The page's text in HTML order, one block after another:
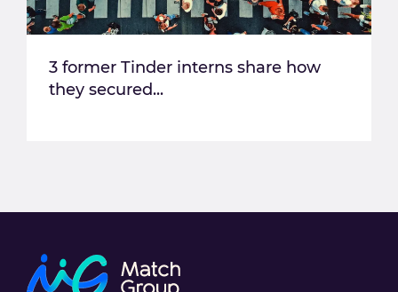
3 former Tinder interns share how
they secured...